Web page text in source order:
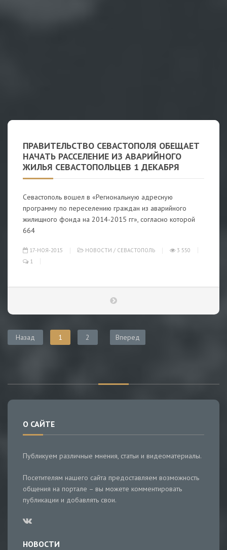
ПРАВИТЕЛЬСТВО СЕВАСТОПОЛЯ ОБЕЩАЕТ
НАЧАТЬ РАССЕЛЕНИЕ ИЗ АВАРИЙНОГО
ЖИЛЬЯ СЕВАСТОПОЛЬЦЕВ 1 ДЕКАБРЯ
Севастополь вошел в «Региональную адресную
программу по переселению граждан из аварийного
жилищного фонда на 2014-2015 гг», согласно которой
664
17-НОЯ-2015 НОВОСТИ / СЕВАСТОПОЛЬ
3 550
1
Назад 1 2 Вперед
О САЙТЕ
Публикуем различные мнения, статьи и видеоматериалы.
Посетителям нашего сайта предоставляем возможность
общения на портале – вы можете комментировать
публикации и добавлять свои.
НОВОСТИ